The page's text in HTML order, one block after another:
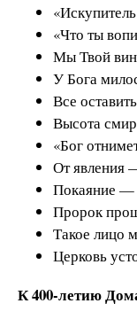
«Что ты
Мы Твой
У Бога
Все
Высота
«Бог
От явления
Покаяние —
Пророк
Такое лицо
Церковь
К 400-летию